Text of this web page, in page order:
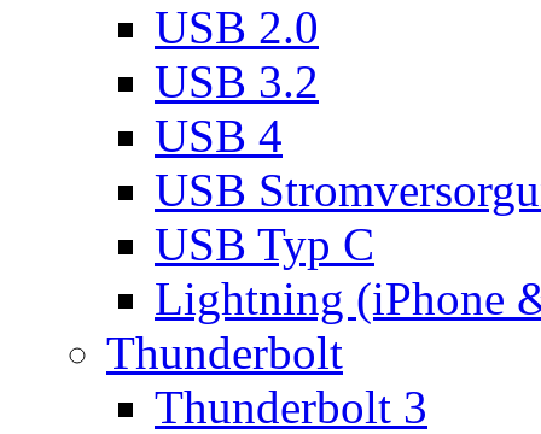
USB 2.0
USB 3.2
USB 4
USB
USB Typ C
Lightning (iPhone
Thunderbolt
Thunderbolt 3